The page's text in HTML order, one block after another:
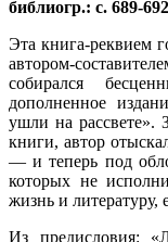
библиогр.: с. 689-
Эта книга-реквием
автором-
собирался
дополненное
ушли на рассвете».
книги, автор
— и теперь под
которых не
жизнь и литературу,
Из предисловия: